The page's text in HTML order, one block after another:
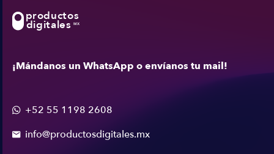
productos
digitales MX
¡Mándanos un WhatsApp o envíanos tu mail!
 +52 55 1198 2608
 info@productosdigitales.mx